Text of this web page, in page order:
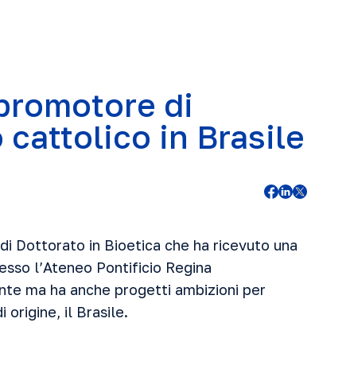
di
cattolico in Brasile
Dottorato in Bioetica che ha ricevuto una
l’Ateneo Pontificio Regina
ma ha anche progetti ambizioni per
origine, il Brasile.